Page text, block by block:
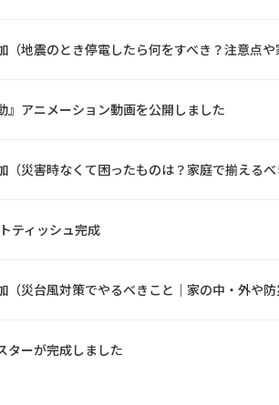
（地震のとき停電したら何をすべき？注意点や
』アニメーション動画を公開しました
（災害時なくて困ったものは？家庭で揃えるべ
ティッシュ完成
（災台風対策でやるべきこと｜家の中・外や
ターが完成しました